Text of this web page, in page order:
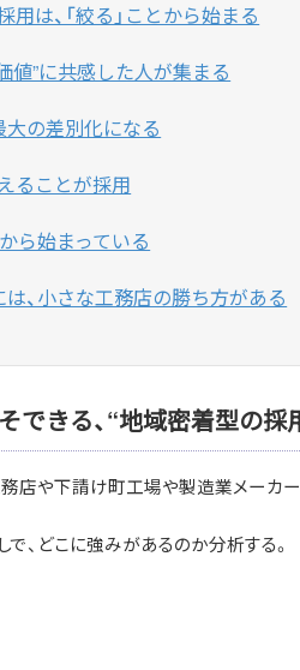
は、「絞る」ことから始まる
値”に共感した人が集まる
大の差別化になる
ることが採用
ら始まっている
、小さな工務店の勝ち方がある
できる、“地域密着型の採
店や下請け町工場や製造業メーカ
、どこに強みがあるのか分析する。